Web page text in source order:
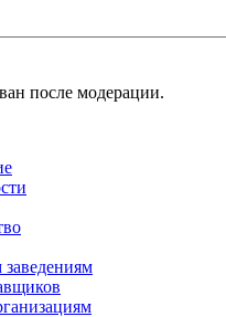
после модерации.